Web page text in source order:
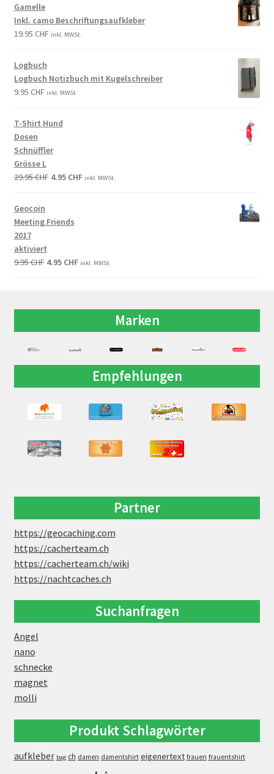
Gamelle
Inkl. camo Beschriftungsaufkleber
19.95 CHF inkl. MWSt.
Logbuch
Logbuch Notizbuch mit Kugelschreiber
9.95 CHF inkl. MWSt.
T-Shirt Hund
Dosen
Schnüffler
Grösse L
29.95CHF 4.95 CHF inkl. MWSt.
Geocoin
Meeting Friends
2017
aktiviert
9.95CHF 4.95 CHF inkl. MWSt.
Marken
Empfehlungen
Partner
https://geocaching.com
https://cacherteam.ch
https://cacherteam.ch/wiki
https://nachtcaches.ch
Suchanfragen
Angel
nano
schnecke
magnet
molli
Produkt Schlagwörter
aufkleber bag ch damen damentshirt eigenertext frauen frauentshirt